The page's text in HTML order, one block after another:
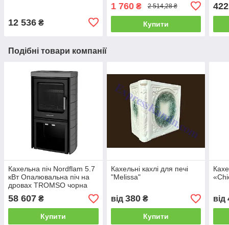
12 536 ₴
1 760₴ 2 514,28 ₴
Купити
422
Подібні товари компанії
Кахельна піч Nordflam 5.7
кВт Опалювальна піч на
дровах TROMSO чорна
кахельні печі для
опалення будинку
58 607 ₴
Купити
Кахельні кахлі для печі
"Melissa"
від 380₴
Купити
від